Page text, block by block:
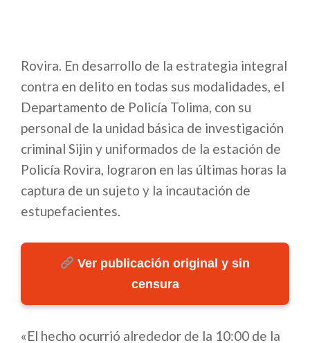
Rovira. En desarrollo de la estrategia integral
contra en delito en todas sus modalidades, el
Departamento de Policía Tolima, con su
personal de la unidad básica de investigación
criminal Sijin y uniformados de la estación de
Policía Rovira, lograron en las últimas horas la
captura de un sujeto y la incautación de
estupefacientes.
Ver publicación original y sin
censura
«El hecho ocurrió alrededor de la 10:00 de la